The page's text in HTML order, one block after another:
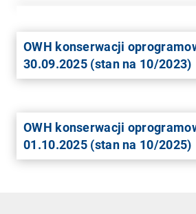
OWH konserwacji
30.09.2025 (stan na 10/2023)
OWH konserwacji
01.10.2025 (stan na 10/2025)